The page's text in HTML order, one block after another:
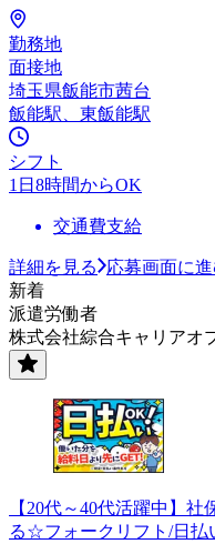
勤務地
面接地
埼玉県飯能市茜台
飯能駅、東飯能駅
シフト
1日8時間からOK
交通費支給
詳細を見る
応募画面に
新着
派遣労働者
株式会社綜合キャリアオ
【20代～40代活躍中】
る☆フォークリフト/日払